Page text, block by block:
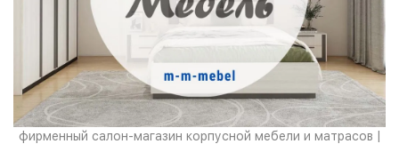
фирменный салон-магазин корпусной мебели и матрасов |